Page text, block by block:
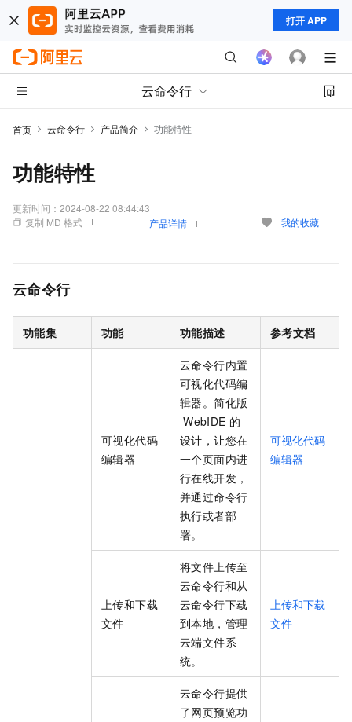
打开 APP
云命令行
首页 云命令行 产品简介 功能特性
功能特性
更新时间： 2024-08-22 08:44:43
复制 MD 格式
产品详情 我的收藏
云命令行
功能集 功能 功能描述 参考文档
可视化代码
编辑器
云命令行内置
可视化代码编
辑器。简化版
WebIDE 的
设计，让您在
一个页面内进
行在线开发，
并通过命令行
执行或者部
署。
可视化代码
编辑器
上传和下载
文件
将文件上传至
云命令行和从
云命令行下载
到本地，管理
云端文件系
统。
上传和下载
文件
云命令行提供
了网页预览功